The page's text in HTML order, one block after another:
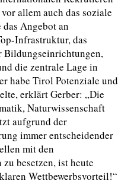
allem auch das soziale
Angebot an
Infrastruktur, das
Bildungseinrichtungen,
die zentrale Lage in
habe Tirol Potenziale und
erklärt Gerber: „Die
Naturwissenschaft
aufgrund der
immer entscheidender
mit den
besetzen, ist heute
Wettbewerbsvorteil!“